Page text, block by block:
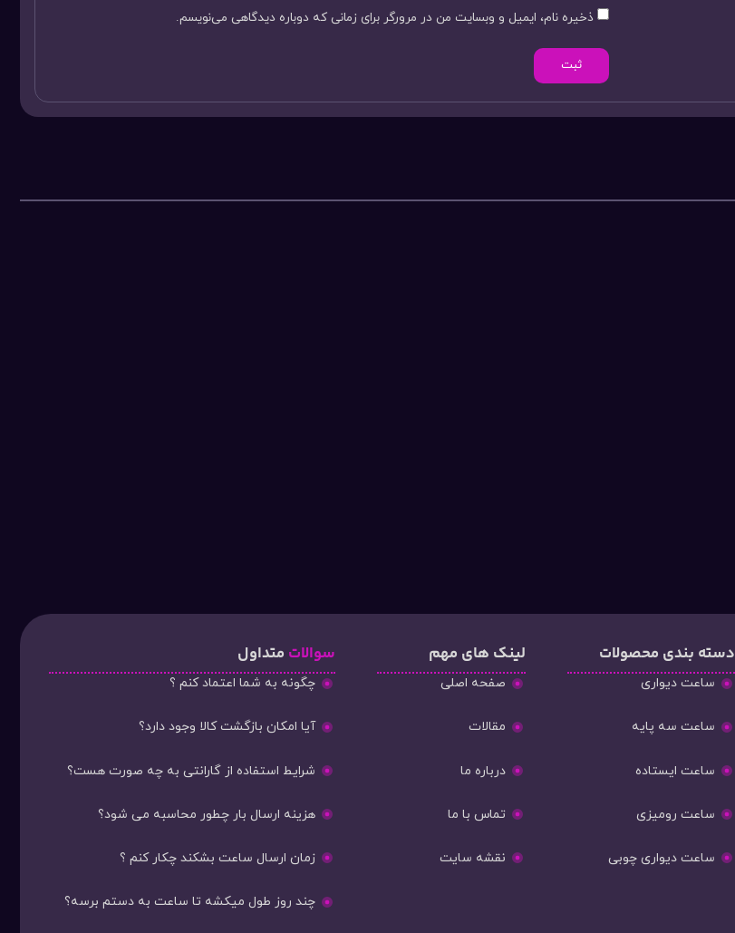
ذخیره نام، ایمیل و وبسایت من در مرورگر برای زمانی که دوباره دیدگاهی می‌نویسم.
دسته‌ بندی محصولات
ساعت دیواری
ساعت سه پایه
ساعت ایستاده
ساعت رومیزی
ساعت دیواری چوبی
لینک های مهم
صفحه اصلی
مقالات
درباره ما
تماس با ما
نقشه سایت
سوالات متداول
چگونه به شما اعتماد کنم ؟
آیا امکان بازگشت کالا وجود دارد؟
شرایط استفاده از گارانتی به چه صورت هست؟
هزینه ارسال بار چطور محاسبه می شود؟
زمان ارسال ساعت بشکند چکار کنم ؟
چند روز طول میکشه تا ساعت به دستم برسه؟